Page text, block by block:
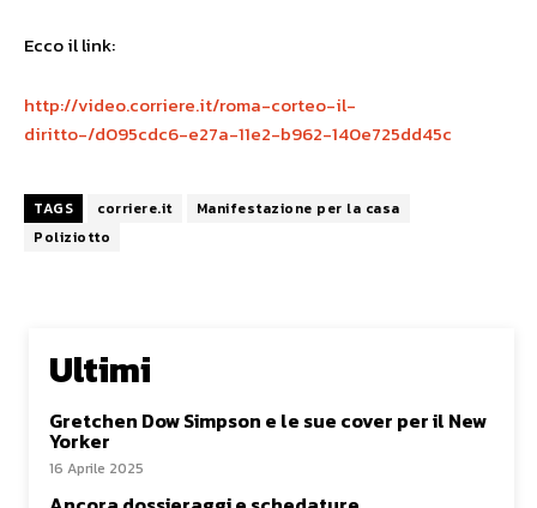
Ecco il link:
http://video.corriere.it/roma-corteo-il-
diritto-/d095cdc6-e27a-11e2-b962-140e725dd45c
TAGS corriere.it
Manifestazione per la casa
Poliziotto
Ultimi
Gretchen Dow Simpson e le sue cover per il New
Yorker
16 Aprile 2025